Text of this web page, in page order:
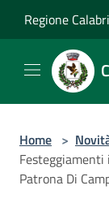
Regione
Home >
Patrona Di